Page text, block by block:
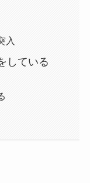
入
している